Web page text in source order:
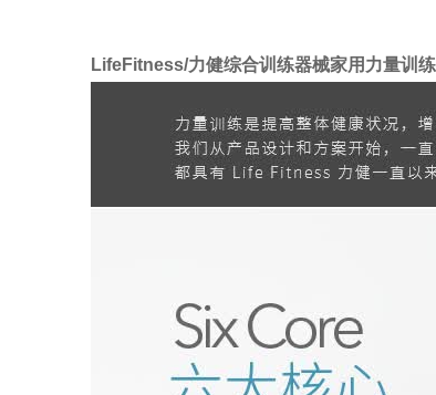
LifeFitness/力健综合训练器械家用力量训